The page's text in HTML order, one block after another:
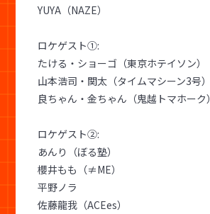
YUYA（NAZE）
ロケゲスト①:
たける・ショーゴ（東京ホテイソン）
山本浩司・関太（タイムマシーン3号）
良ちゃん・金ちゃん（鬼越トマホーク）
ロケゲスト②:
あんり（ぼる塾）
櫻井もも（≠ME）
平野ノラ
佐藤龍我（ACEes）